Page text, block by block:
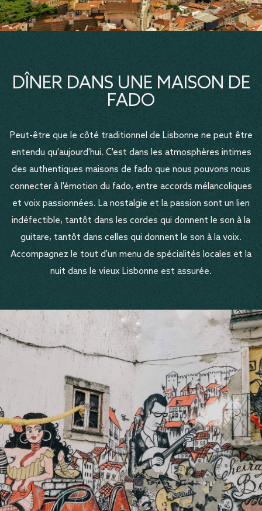
DÎNER DANS UNE MAISON DE
FADO
Peut-être que le côté traditionnel de Lisbonne ne peut être
entendu qu'aujourd'hui. C'est dans les atmosphères intimes
des authentiques maisons de fado que nous pouvons nous
connecter à l'émotion du fado, entre accords mélancoliques
et voix passionnées. La nostalgie et la passion sont un lien
indéfectible, tantôt dans les cordes qui donnent le son à la
guitare, tantôt dans celles qui donnent le son à la voix.
Accompagnez le tout d'un menu de spécialités locales et la
nuit dans le vieux Lisbonne est assurée.